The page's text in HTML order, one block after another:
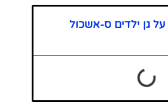
גן ילדים ס-אשכול